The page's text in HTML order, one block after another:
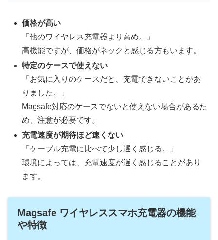
価格が高い
「他のワイヤレス充電器より高め。」
高機能ですが、価格がネックと感じる方もいます。
特定のケースで使えない
「お気に入りのケースだと、充電できないことがあ
りました。」
Magsafe対応のケースでないと使えない場合があるた
め、注意が必要です。
充電速度が期待ほど速くない
「ケーブル充電に比べて少し遅く感じる。」
環境によっては、充電速度が遅く感じることがあり
ます。
Magsafe ワイヤレススマホ充電器の機能
や特徴